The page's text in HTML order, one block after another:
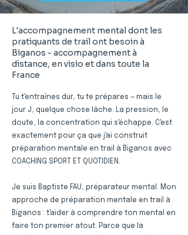
L'accompagnement mental dont les
pratiquants de trail ont besoin à
Biganos - accompagnement à
distance, en visio et dans toute la
France
Tu t'entraînes dur, tu te prépares — mais le
jour J, quelque chose lâche. La pression, le
doute, la concentration qui s'échappe. C'est
exactement pour ça que j'ai construit
préparation mentale en trail à Biganos avec
COACHING SPORT ET QUOTIDIEN.
Je suis Baptiste FAU, préparateur mental. Mon
approche de préparation mentale en trail à
Biganos : t'aider à comprendre ton mental en
faire ton premier atout. Parce que la